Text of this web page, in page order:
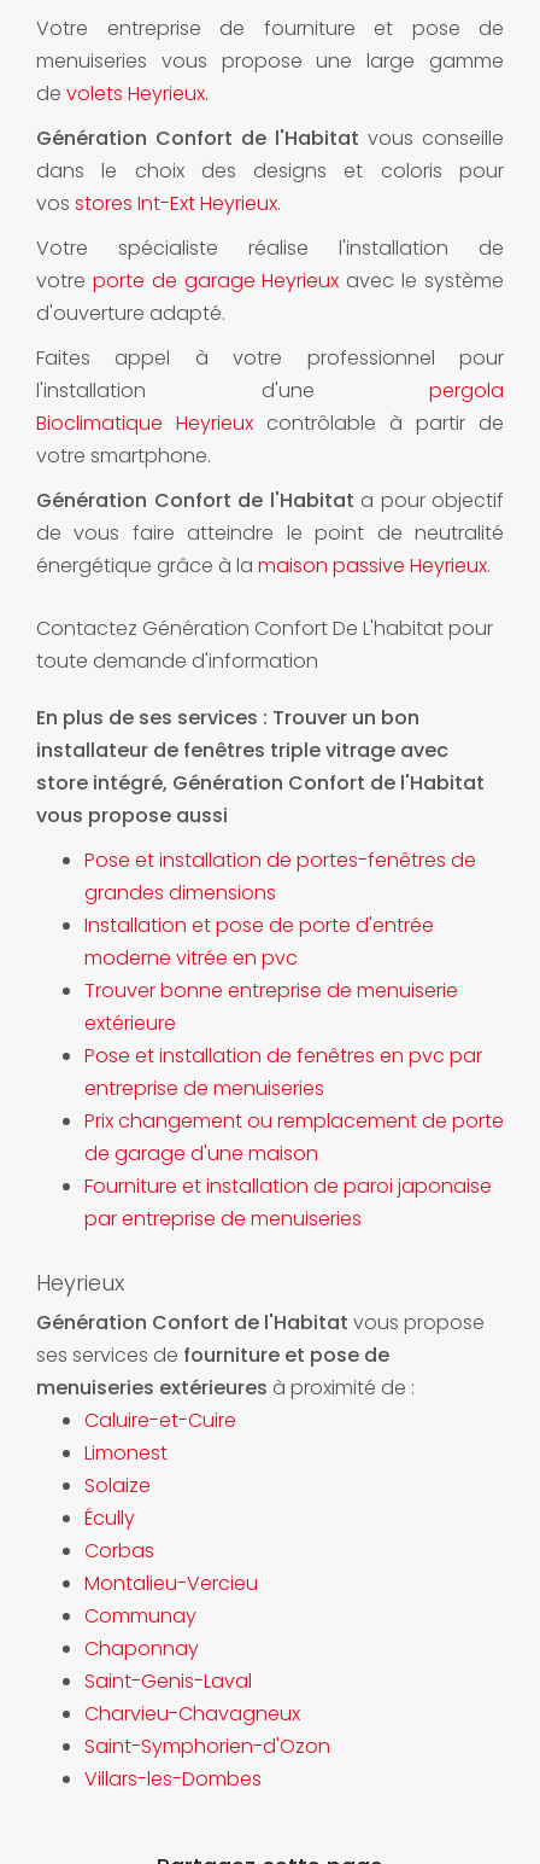
Votre entreprise de fourniture et pose de
menuiseries vous propose une large gamme
de volets Heyrieux.
Génération Confort de l'Habitat vous conseille
dans le choix des designs et coloris pour
vos stores Int-Ext Heyrieux.
Votre spécialiste réalise l'installation de
votre porte de garage Heyrieux avec le système
d'ouverture adapté.
Faites appel à votre professionnel pour
l'installation d'une pergola
Bioclimatique Heyrieux contrôlable à partir de
votre smartphone.
Génération Confort de l'Habitat a pour objectif
de vous faire atteindre le point de neutralité
énergétique grâce à la maison passive Heyrieux.
Contactez Génération Confort De L'habitat pour
toute demande d'information
En plus de ses services : Trouver un bon
installateur de fenêtres triple vitrage avec
store intégré, Génération Confort de l'Habitat
vous propose aussi
Pose et installation de portes-fenêtres de
grandes dimensions
Installation et pose de porte d'entrée
moderne vitrée en pvc
Trouver bonne entreprise de menuiserie
extérieure
Pose et installation de fenêtres en pvc par
entreprise de menuiseries
Prix changement ou remplacement de porte
de garage d'une maison
Fourniture et installation de paroi japonaise
par entreprise de menuiseries
Heyrieux
Génération Confort de l'Habitat vous propose
ses services de fourniture et pose de
menuiseries extérieures à proximité de :
Caluire-et-Cuire
Limonest
Solaize
Écully
Corbas
Montalieu-Vercieu
Communay
Chaponnay
Saint-Genis-Laval
Charvieu-Chavagneux
Saint-Symphorien-d'Ozon
Villars-les-Dombes